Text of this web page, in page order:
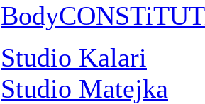
Studio Kalari
Studio Matejka